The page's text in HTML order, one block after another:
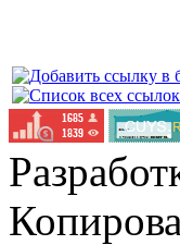
НОВЫЙ